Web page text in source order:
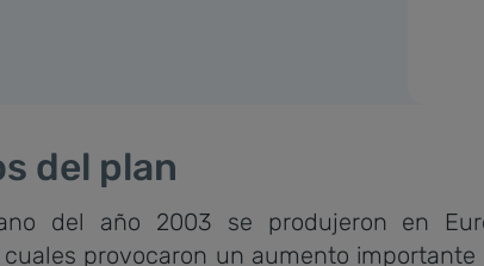
del plan
del año 2003 se produjeron en
provocaron un aumento importante